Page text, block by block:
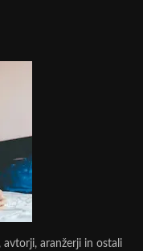
avtorji, aranžerji in ostali